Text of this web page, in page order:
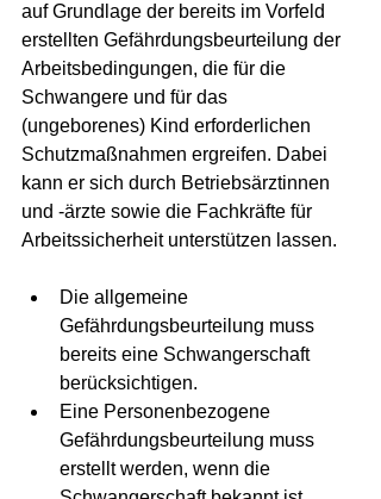
auf Grundlage der bereits im Vorfeld
erstellten Gefährdungsbeurteilung der
Arbeitsbedingungen, die für die
Schwangere und für das
(ungeborenes) Kind erforderlichen
Schutzmaßnahmen ergreifen. Dabei
kann er sich durch Betriebsärztinnen
und -ärzte sowie die Fachkräfte für
Arbeitssicherheit unterstützen lassen.
Die allgemeine
Gefährdungsbeurteilung muss
bereits eine Schwangerschaft
berücksichtigen.
Eine Personenbezogene
Gefährdungsbeurteilung muss
erstellt werden, wenn die